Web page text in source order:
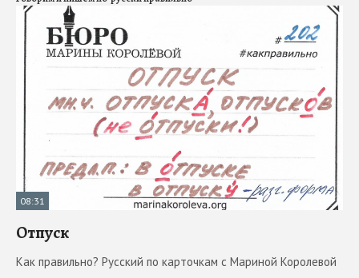
08:31
Отпуск
Как правильно? Русский по карточкам с Мариной Королевой